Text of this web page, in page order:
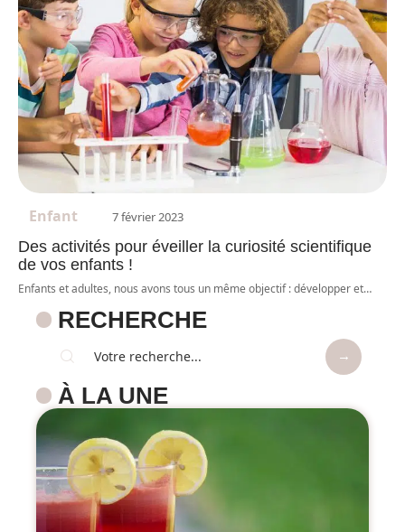
Enfant 7 février 2023
Des activités pour éveiller la curiosité scientifique
de vos enfants !
Enfants et adultes, nous avons tous un même objectif : développer et…
RECHERCHE
À LA UNE